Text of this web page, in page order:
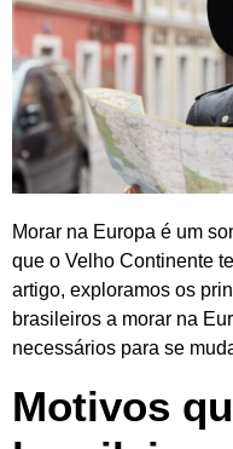
Morar na Europa é um
que o Velho Continente
artigo, exploramos os
brasileiros a morar na
necessários para se
Motivos